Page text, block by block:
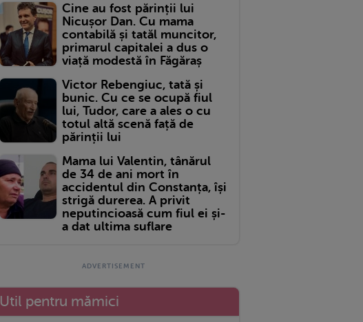
Cine au fost părinții lui
Nicușor Dan. Cu mama
contabilă și tatăl muncitor,
primarul capitalei a dus o
viață modestă în Făgăraș
Victor Rebengiuc, tată și
bunic. Cu ce se ocupă fiul
lui, Tudor, care a ales o cu
totul altă scenă față de
părinții lui
Mama lui Valentin, tânărul
de 34 de ani mort în
accidentul din Constanța, își
strigă durerea. A privit
neputincioasă cum fiul ei și-
a dat ultima suflare
Util pentru mămici